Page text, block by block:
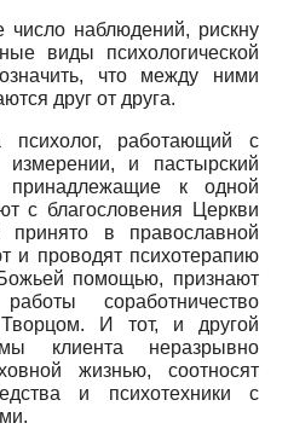
наблюдений, рискну
виды психологической
что между ними
друг от друга.
психолог, работающий с
и пастырский
принадлежащие к одной
с благословения Церкви
в православной
и проводят психотерапию
помощью, признают
соработничество
И тот, и другой
клиента неразрывно
жизнью, соотносят
и психотехники с